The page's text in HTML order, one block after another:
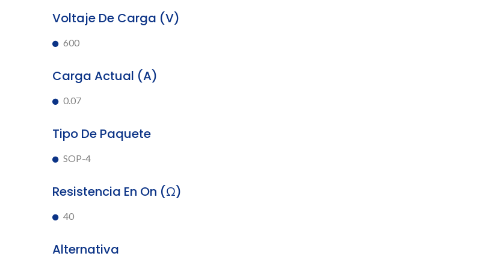
Voltaje De Carga (V)
600
Carga Actual (A)
0.07
Tipo De Paquete
SOP-4
Resistencia En On (Ω)
40
Alternativa